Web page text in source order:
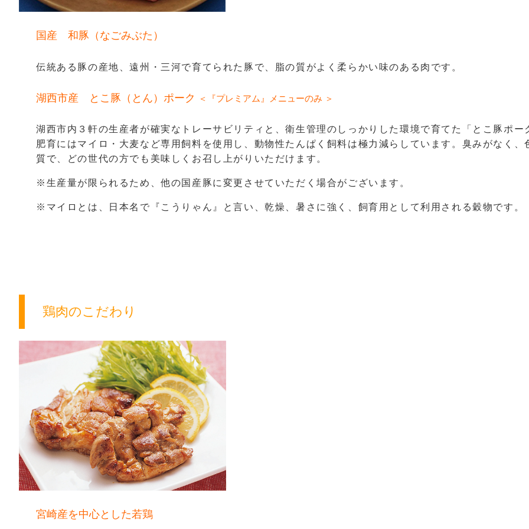
国産 和豚（なごみぶた）
伝統ある豚の産地、遠州・三河で育てられた豚で、脂の質がよく柔らかい味のある肉です。
湖西市産 とこ豚（とん）ポーク ＜『プレミアム』メニューのみ ＞
湖西市内３軒の生産者が確実なトレーサビリティと、衛生管理のしっかりした環境で育てた「とこ豚ポー
肥育にはマイロ・大麦など専用飼料を使用し、動物性たんぱく飼料は極力減らしています。臭みがなく、
質で、どの世代の方でも美味しくお召し上がりいただけます。
※生産量が限られるため、他の国産豚に変更させていただく場合がございます。
※マイロとは、日本名で『こうりゃん』と言い、乾燥、暑さに強く、飼育用として利用される穀物です。
鶏肉のこだわり
宮崎産を中心とした若鶏